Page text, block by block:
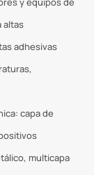
altas
adhesivas
capa de
multicapa